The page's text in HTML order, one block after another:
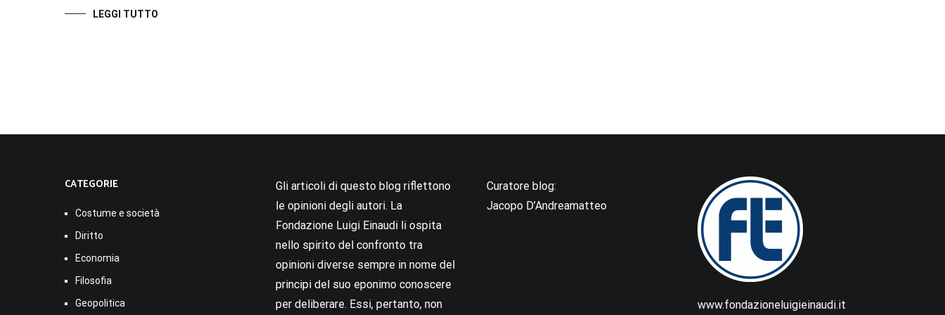
LEGGI TUTTO
CATEGORIE
Costume e società
Diritto
Economia
Filosofia
Geopolitica
Gli articoli di questo blog riflettono
le opinioni degli autori. La
Fondazione Luigi Einaudi li ospita
nello spirito del confronto tra
opinioni diverse sempre in nome del
principi del suo eponimo conoscere
per deliberare. Essi, pertanto, non
Curatore blog:
Jacopo D’Andreamatteo
www.fondazioneluigieinaudi.it